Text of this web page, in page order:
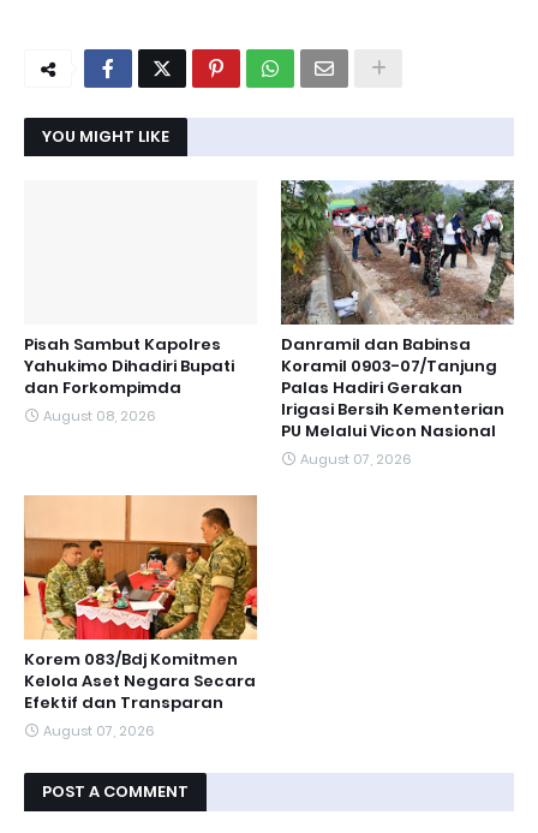
YOU MIGHT LIKE
Pisah Sambut Kapolres
Yahukimo Dihadiri Bupati
dan Forkompimda
August 08, 2026
Danramil dan Babinsa
Koramil 0903-07/Tanjung
Palas Hadiri Gerakan
Irigasi Bersih Kementerian
PU Melalui Vicon Nasional
August 07, 2026
Korem 083/Bdj Komitmen
Kelola Aset Negara Secara
Efektif dan Transparan
August 07, 2026
POST A COMMENT